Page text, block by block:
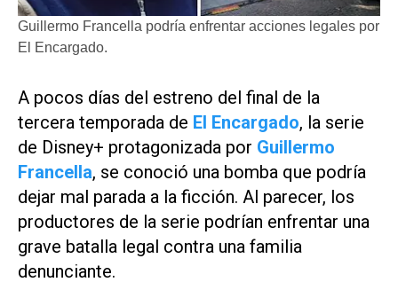
Guillermo Francella podría enfrentar acciones legales por
El Encargado.
A pocos días del estreno del final de la
tercera temporada de El Encargado, la serie
de Disney+ protagonizada por Guillermo
Francella, se conoció una bomba que podría
dejar mal parada a la ficción. Al parecer, los
productores de la serie podrían enfrentar una
grave batalla legal contra una familia
denunciante.